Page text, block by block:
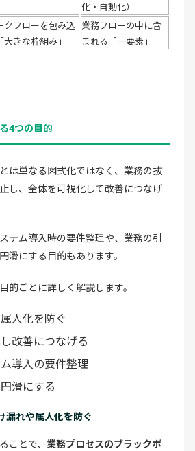
化・自動化）
クフローを包み込
大きな枠組み」
業務フローの中に含
まれる「一要素」
4つの目的
は単なる図式化ではなく、業務の抜
し、全体を可視化して改善につなげ
テム導入時の要件整理や、業務の引
滑にする目的もあります。
的ごとに詳しく解説します。
人化を防ぐ
改善につなげる
導入の要件整理
滑にする
漏れや属人化を防ぐ
ことで、 業務プロセスのブラックボ